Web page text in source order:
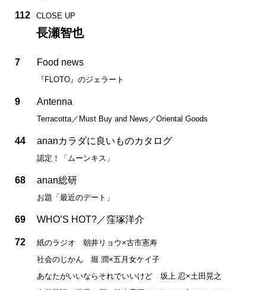
112 CLOSE UP
長瀬智也
7 Food news
『FLOTO』のジェラート
9 Antenna
Terracotta／Must Buy and News／Oriental Goods
44 ananカラダに良いものカタログ
認定！「ムーンキス」
68 anan総研
お題「最近のデート」
69 WHO’S HOT?／窪塚洋介
72
紙のラジオ 朝井リョウ×古市憲寿
社会のじかん 堀 潤×五月女ケイ子
あなたがいいならそれでいいけど 坂上 忍×土田晃之